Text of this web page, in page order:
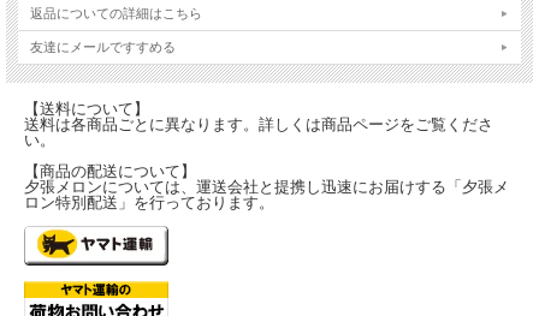
返品についての詳細はこちら
友達にメールですすめる
【送料について】
送料は各商品ごとに異なります。詳しくは商品ページをご覧くださ
い。
【商品の配送について】
夕張メロンについては、運送会社と提携し迅速にお届けする「夕張メ
ロン特別配送」を行っております。